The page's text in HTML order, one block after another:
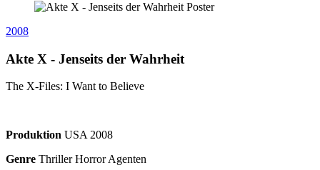
2008
Akte X - Jenseits der Wahrheit
The X-Files: I Want to Believe
Produktion USA2008
Genre Thriller Horror Agenten